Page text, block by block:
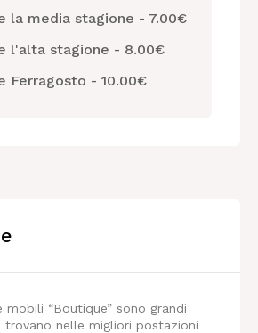
la media stagione - 7.00€
l'alta stagione - 8.00€
Ferragosto - 10.00€
mobili “Boutique” sono grandi
trovano nelle migliori postazioni